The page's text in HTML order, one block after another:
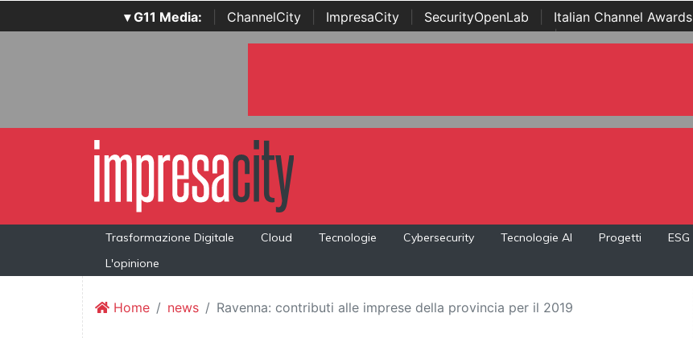
▾ G11 Media: ChannelCity ImpresaCity SecurityOpenLab Italian Channel Awards
Awards | ...
Trasformazione Digitale Cloud Tecnologie Cybersecurity Tecnologie AI Progetti ESG
L'opinione
Home news Ravenna: contributi alle imprese della provincia per il 2019